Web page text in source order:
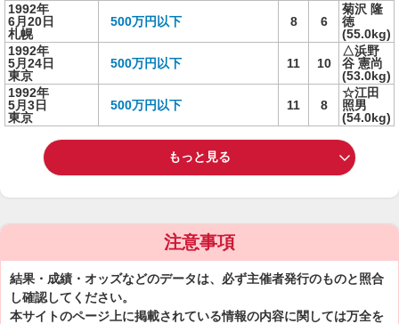
1992年
6月20日
札幌
500万円以下 8 6
菊沢 隆
徳
(55.0kg)
1992年
5月24日
東京
500万円以下 11 10
△浜野
谷 憲尚
(53.0kg)
1992年
5月3日
東京
500万円以下 11 8
☆江田
照男
(54.0kg)
もっと見る
注意事項
結果・成績・オッズなどのデータは、必ず主催者発行のものと照合
し確認してください。
本サイトのページ上に掲載されている情報の内容に関しては万全を